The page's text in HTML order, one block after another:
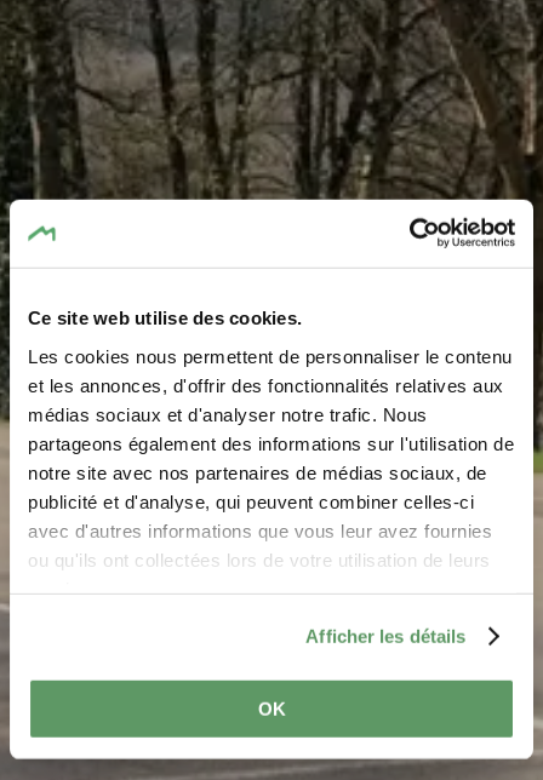
Ce site web utilise des cookies.
Les cookies nous permettent de personnaliser le contenu
et les annonces, d'offrir des fonctionnalités relatives aux
médias sociaux et d'analyser notre trafic. Nous
partageons également des informations sur l'utilisation de
notre site avec nos partenaires de médias sociaux, de
publicité et d'analyse, qui peuvent combiner celles-ci
avec d'autres informations que vous leur avez fournies
ou qu'ils ont collectées lors de votre utilisation de leurs
Afficher les détails
OK
Parking - Grundhof
Où? Route de Diekirch, 6360 Grundhof